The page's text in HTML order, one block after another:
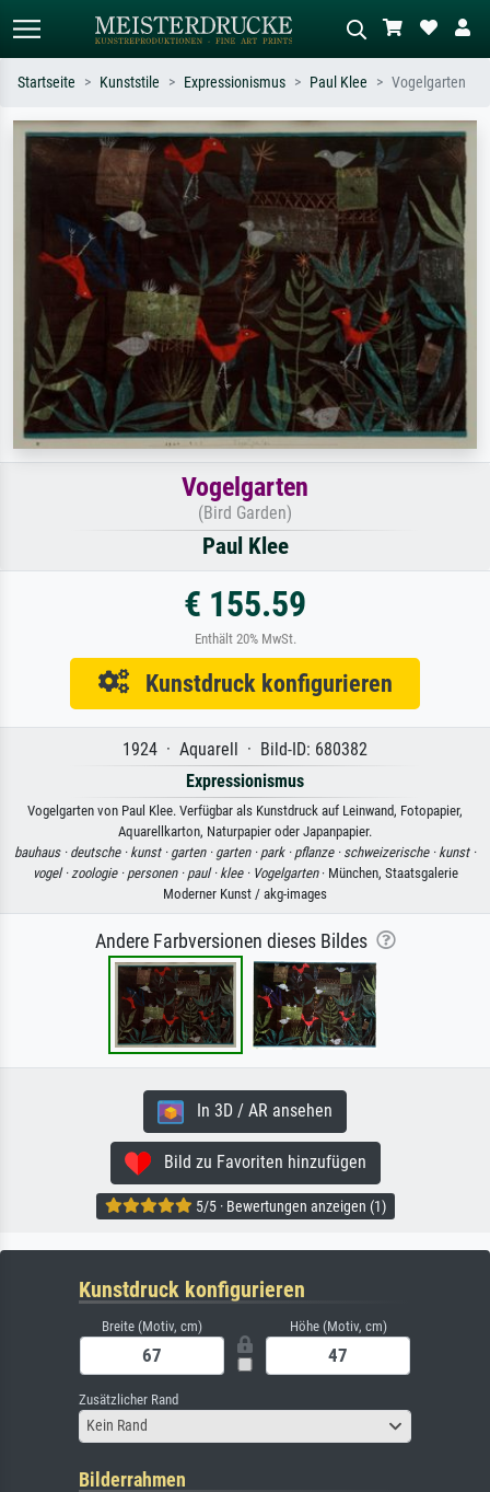
Standardsuche KI-Bildersuche
Suchen Sie nach Künstlern, Werktiteln
oder Stilen – z.B. Monet,
Sternennacht, Impressionismus, Welle
Hokusai, Akt.
Beschreiben Sie die Szene – z.B. Grüne
Wiese, Abstrakt mit viel Rot, Dunkles
Ölgemälde, Stehender Akt neben einem
Baum.
Startseite Kunststile Expressionismus Paul Klee Vogelgarten
Vogelgarten
(Bird Garden)
Paul Klee
€ 155.59
Enthält 20% MwSt.
Kunstdruck konfigurieren
1924 · Aquarell · Bild-ID: 680382
Expressionismus
Vogelgarten von Paul Klee. Verfügbar als Kunstdruck auf Leinwand, Fotopapier,
Aquarellkarton, Naturpapier oder Japanpapier.
bauhaus · deutsche · kunst · garten · garten · park · pflanze · schweizerische · kunst ·
vogel · zoologie · personen · paul · klee · Vogelgarten· München, Staatsgalerie
Moderner Kunst / akg-images
Andere Farbversionen dieses Bildes
In 3D / AR ansehen
Bild zu Favoriten hinzufügen
5/5 · Bewertungen anzeigen (1)
Kunstdruck konfigurieren
Breite (Motiv, cm) Höhe (Motiv, cm)
Zusätzlicher Rand
Kein Rand
Bilderrahmen